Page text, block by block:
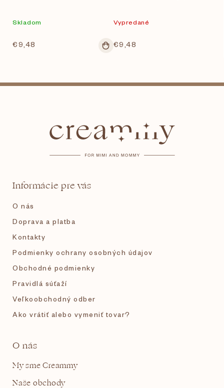
Skladom
€9,48
Vypredané
€9,48
Informácie pre vás
O nás
Doprava a platba
Kontakty
Podmienky ochrany osobných údajov
Obchodné podmienky
Pravidlá súťaží
Veľkoobchodný odber
Ako vrátiť alebo vymeniť tovar?
O nás
My sme Creammy
Naše obchody